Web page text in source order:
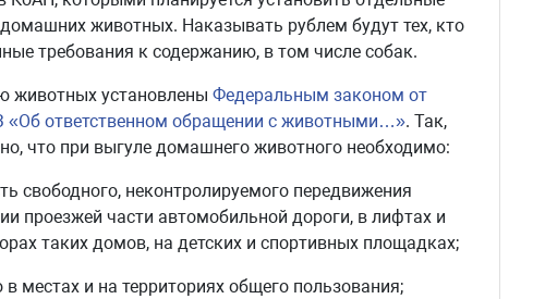
животных. Наказывать рублем будут тех, кто
требования к содержанию, в том числе собак.
животных установлены Федеральным законом от
«Об ответственном обращении с животными…». Так,
что при выгуле домашнего животного необходимо:
свободного, неконтролируемого передвижения
проезжей части автомобильной дороги, в лифтах и
таких домов, на детских и спортивных площадках;
местах и на территориях общего пользования;